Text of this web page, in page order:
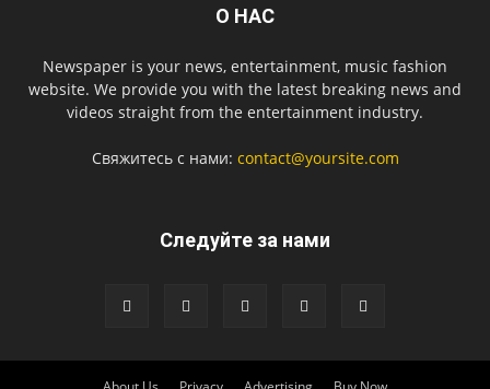
О НАС
Newspaper is your news, entertainment, music fashion
website. We provide you with the latest breaking news and
videos straight from the entertainment industry.
Свяжитесь с нами: contact@yoursite.com
Следуйте за нами